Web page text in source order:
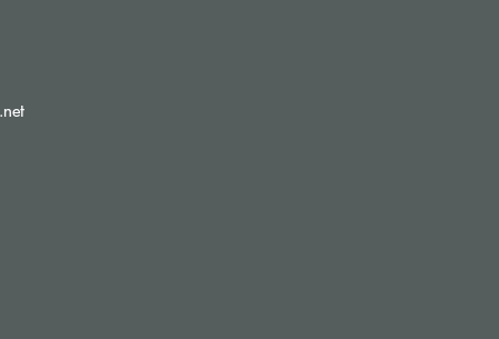
(si apre l’app di posta elettronica)